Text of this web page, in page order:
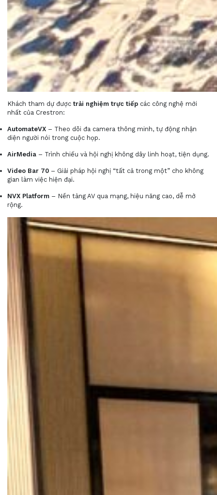
Khách tham dự đượctrải nghiệm trực tiếp các công nghệ mới
nhất của Crestron:
AutomateVX – Theo dõi đa camera thông minh, tự động nhận
diện người nói trong cuộc họp.
AirMedia – Trình chiếu và hội nghị không dây linh hoạt, tiện dụng.
Video Bar 70 – Giải pháp hội nghị “tất cả trong một” cho không
gian làm việc hiện đại.
NVX Platform – Nền tảng AV qua mạng, hiệu năng cao, dễ mở
rộng.